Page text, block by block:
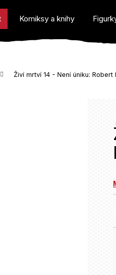
Komiksy a knihy
Živí mrtví 14 - Není úniku: Robert